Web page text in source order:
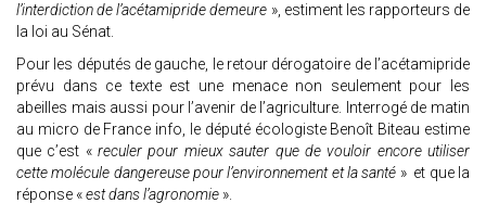
l’interdiction de l’acétamipride demeure », estiment les rapporteurs de
la loi au Sénat.
Pour les députés de gauche, le retour dérogatoire de l’acétamipride
prévu dans ce texte est une menace non seulement pour les
abeilles mais aussi pour l’avenir de l’agriculture. Interrogé de matin
au micro de France info, le député écologiste Benoît Biteau estime
que c’est «reculer pour mieux sauter que de vouloir encore utiliser
cette molécule dangereuse pour l’environnement et la santé » et que la
réponse «est dans l’agronomie ».